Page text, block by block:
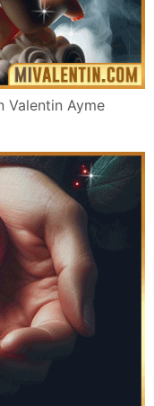
Valentin Ayme